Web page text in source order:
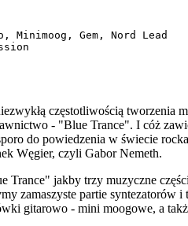
Gem, Nord Lead
częstotliwością tworzenia
- "Blue Trance". I cóż
do powiedzenia w świecie
Węgier, czyli Gabor Nemeth.
jakby trzy muzyczne
zamaszyste partie
gitarowo - mini moogowe, a